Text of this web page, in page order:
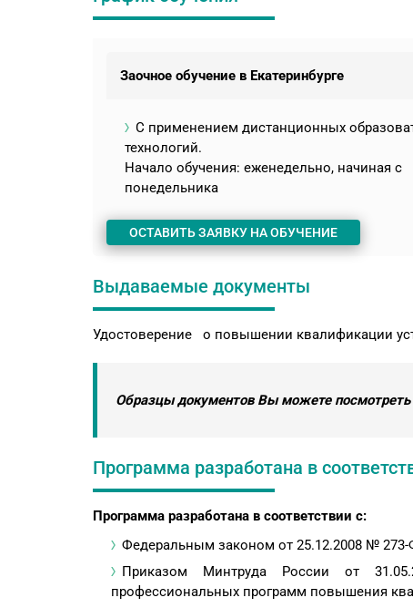
Заочное обучение в Екатеринбурге
С применением дистанционных
технологий.
Начало обучения: еженедельно, начиная с
понедельника
ОСТАВИТЬ ЗАЯВКУ НА ОБУЧЕНИЕ
Выдаваемые документы
Удостоверение о повышении квалификации
Образцы документов Вы можете посмотреть
Программа разработана в
Программа разработана в соответствии с:
Федеральным законом от 25.12.2008 №
Приказом Минтруда России от
профессиональных программ повышения